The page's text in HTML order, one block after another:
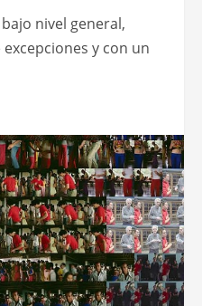
nivel general,
y con un